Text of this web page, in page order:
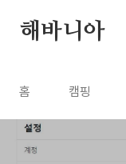
해바니아
홈 캠핑